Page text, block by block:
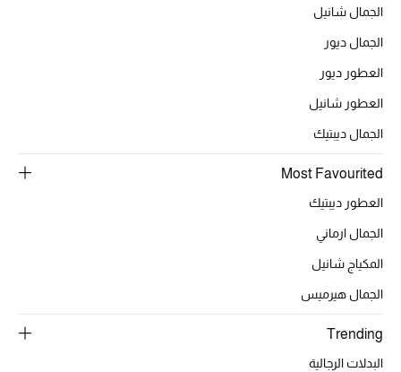
الجمال شانيل
الجمال ديور
العطور ديور
العطور شانيل
الجمال ديبتيك
Most Favourited
العطور ديبتيك
الجمال ارماني
المكياج شانيل
الجمال هيرميس
Trending
البدلات الرجالية